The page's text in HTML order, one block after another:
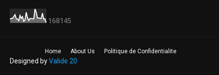
1 681 45
Home About Us Politique de Confidentialite
Designed byValide 20